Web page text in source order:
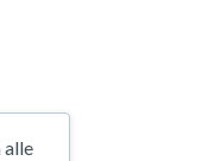
alle